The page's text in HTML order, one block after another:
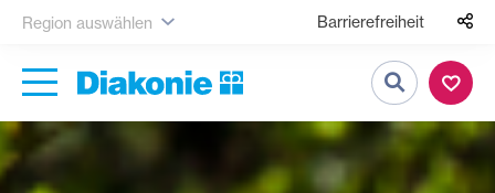
Region auswählen Barrierefreiheit
Suche